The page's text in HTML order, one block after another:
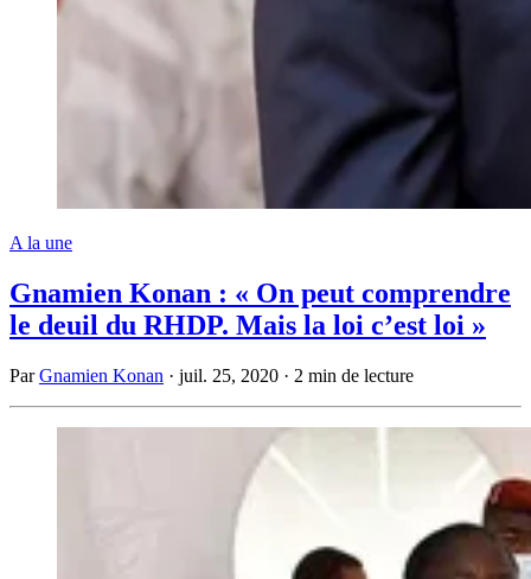
A la une
Gnamien Konan : « On peut comprendre
le deuil du RHDP. Mais la loi c’est loi »
ParGnamien Konan · juil. 25, 2020 · 2 min de lecture